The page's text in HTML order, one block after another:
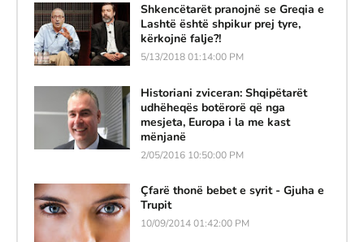
Shkencëtarët pranojnë se Greqia e
Lashtë është shpikur prej tyre,
kërkojnë falje?!
5/13/2018 01:14:00 PM
Historiani zviceran: Shqipëtarët
udhëheqës botërorë që nga
mesjeta, Europa i la me kast
mënjanë
2/05/2016 10:50:00 PM
Çfarë thonë bebet e syrit - Gjuha e
Trupit
10/09/2014 01:42:00 PM